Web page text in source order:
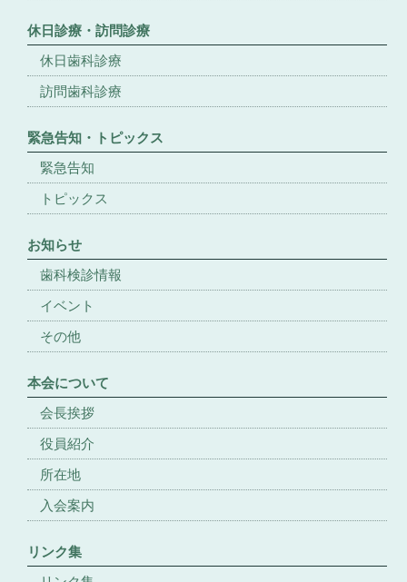
休日診療・訪問診療
休日歯科診療
訪問歯科診療
緊急告知・トピックス
緊急告知
トピックス
お知らせ
歯科検診情報
イベント
その他
本会について
会長挨拶
役員紹介
所在地
入会案内
リンク集